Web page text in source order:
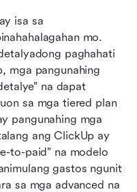
isa sa
mo.
paghahati
mga pangunahing
na dapat
sa mga tiered plan
pangunahing mga
ang ClickUp ay
to-paid” na modelo
gastos ngunit
sa mga advanced na